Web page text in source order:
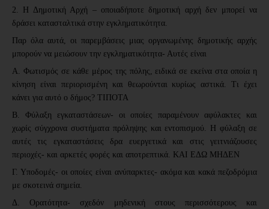
2. Η Δημοτική Αρχή – οποιαδήποτε δημοτική αρχή δεν μπορεί να
δράσει κατασταλτικά στην εγκληματικότητα.
Παρ όλα αυτά, οι παρεμβάσεις μιας οργανωμένης δημοτικής αρχής
μπορούν να μειώσουν την εγκληματικότητα- Αυτές είναι
Α. Φωτισμός σε κάθε μέρος της πόλης, ειδικά σε εκείνα στα οποία η
κίνηση είναι περιορισμένη και θεωρούνται κυρίως αστικά. Τι έχει
κάνει για αυτό ο δήμος? ΤΙΠΟΤΑ
Β. Φύλαξη εγκαταστάσεων- οι οποίες παραμένουν αφύλακτες και
χωρίς σύγχρονα συστήματα πρόληψης και εντοπισμού. Η φύλαξη σε
αυτές τις εγκαταστάσεις δρα ευεργετικά και στις γειτνιάζουσες
περιοχές- και αρκετές φορές και αποτρεπτικά. ΚΑΙ ΕΔΩ ΜΗΔΕΝ
Γ. Υποδομές- οι οποίες είναι ανύπαρκτες- ακόμα και κακά πεζοδρόμια
με σκοτεινά σημεία.
Δ. Ορατότητα- σχεδόν μηδενική στους περισσότερους και